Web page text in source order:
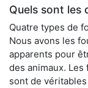
Quels sont les
Quatre types de
Nous avons les
apparents pour
des animaux.
sont de